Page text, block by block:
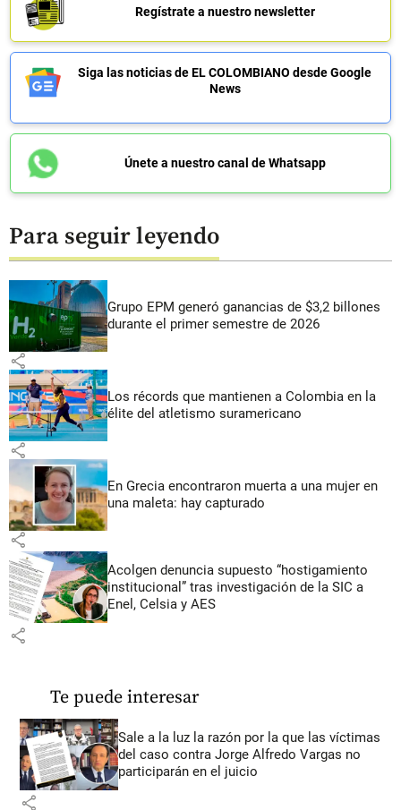
Regístrate a nuestro newsletter
Siga las noticias de EL COLOMBIANO desde Google
News
Únete a nuestro canal de Whatsapp
Para seguir leyendo
Grupo EPM generó ganancias de $3,2 billones
durante el primer semestre de 2026
share
Los récords que mantienen a Colombia en la
élite del atletismo suramericano
share
En Grecia encontraron muerta a una mujer en
una maleta: hay capturado
share
Acolgen denuncia supuesto “hostigamiento
institucional” tras investigación de la SIC a
Enel, Celsia y AES
share
Te puede interesar
Sale a la luz la razón por la que las víctimas
del caso contra Jorge Alfredo Vargas no
participarán en el juicio
share